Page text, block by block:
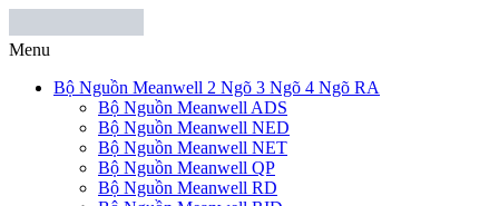
Menu
Bộ Nguồn Meanwell 2 Ngõ 3 Ngõ 4 Ngõ RA
Bộ Nguồn Meanwell ADS
Bộ Nguồn Meanwell NED
Bộ Nguồn Meanwell NET
Bộ Nguồn Meanwell QP
Bộ Nguồn Meanwell RD